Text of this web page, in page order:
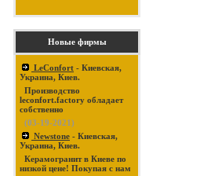
Новые фирмы
LeConfort - Киевская,
Украина, Киев.
Производство
leconfort.factory обладает
собственно
(03-19-2021)
Newstone - Киевская,
Украина, Киев.
Керамогранит в Киеве по
низкой цене! Покупая с нам